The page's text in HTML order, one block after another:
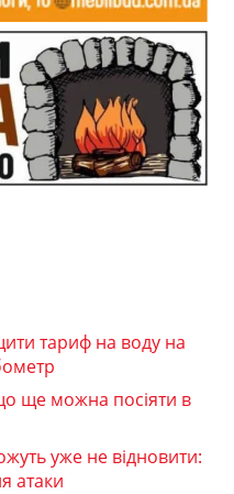
тариф на воду на
ще можна посіяти в
уже не відновити:
атаки